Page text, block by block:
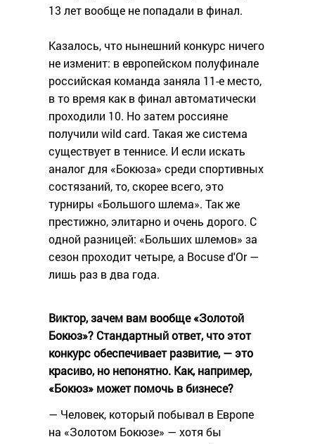
13 лет вообще не попадали в финал.
Казалось, что нынешний конкурс ничего
не изменит: в европейском полуфинале
российская команда заняла 11-е место,
в то время как в финал автоматически
проходили 10. Но затем россияне
получили wild card. Такая же система
существует в теннисе. И если искать
аналог для «Бокюза» среди спортивных
состязаний, то, скорее всего, это
турниры «Большого шлема». Так же
престижно, элитарно и очень дорого. С
одной разницей: «Больших шлемов» за
сезон проходит четыре, а Bocuse d'Or —
лишь раз в два года.
Виктор, зачем вам вообще «Золотой
Бокюз»? Стандартный ответ, что этот
конкурс обеспечивает развитие, — это
красиво, но непонятно. Как, например,
«Бокюз» может помочь в бизнесе?
— Человек, который побывал в Европе
на «Золотом Бокюзе» — хотя бы